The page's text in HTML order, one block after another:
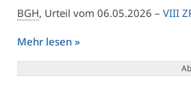
BGH, Ur­teil vom 06.05.2026 – VI­II
Mehr le­sen »